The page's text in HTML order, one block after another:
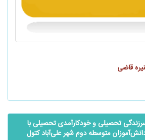
قاضی
تحصیلی و خودکارآمدی تحصیلی با
متوسطه دوم شهر ‌‌‌‌علی‌آباد کتول